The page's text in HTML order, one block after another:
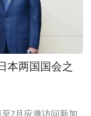
本两国国会之
7月应邀访问新加